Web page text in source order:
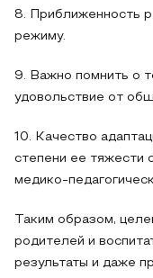
8. Приближенность
режиму.
9. Важно помнить о
удовольствие от
10. Качество
степени ее тяжести
медико-
Таким образом,
родителей и
результаты и даже